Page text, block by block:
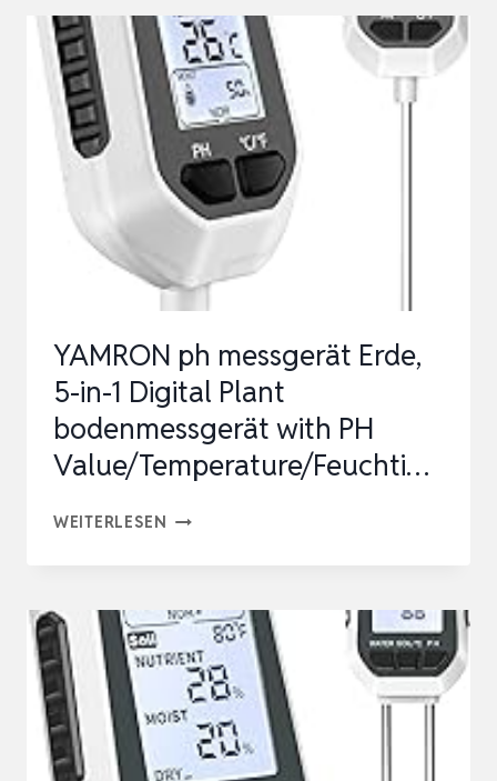
MESSER
4-
IN-
BODENTEST
MESSGERÄT
FÜR
TEMPERATUR/PH/LICHT/FEUCHTIGKEIT,
B…
YAMRON ph messgerät Erde,
5-in-1 Digital Plant
bodenmessgerät with PH
Value/Temperature/Feuchti…
WEITERLESEN YAMRON
ERDE,
5-
IN-
1
DIGITAL